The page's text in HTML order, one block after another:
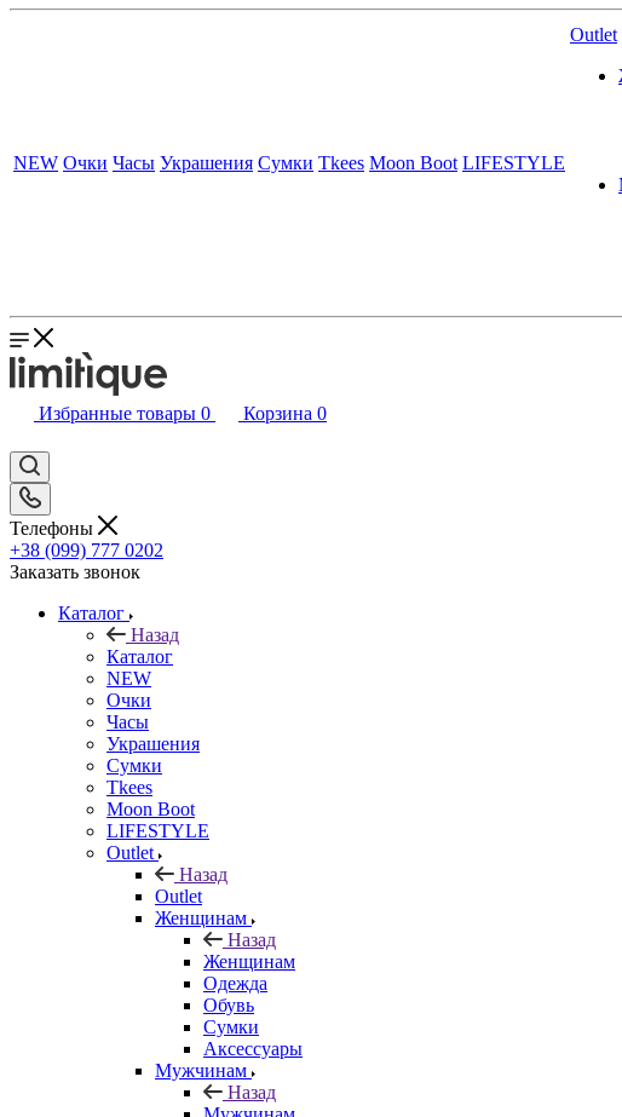
NEW Очки Часы Украшения Сумки Tkees Moon Boot LIFESTYLE
Outlet
Избранные товары 0 Корзина 0
Телефоны
+38 (099) 777 0202
Заказать звонок
Каталог
Назад
Каталог
NEW
Очки
Часы
Украшения
Сумки
Tkees
Moon Boot
LIFESTYLE
Outlet
Назад
Outlet
Женщинам
Назад
Женщинам
Одежда
Обувь
Сумки
Аксессуары
Мужчинам
Назад